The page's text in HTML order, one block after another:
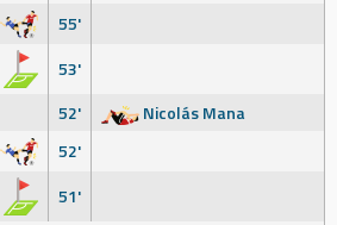
55'
53'
52'
Nicolás Mana
52'
51'